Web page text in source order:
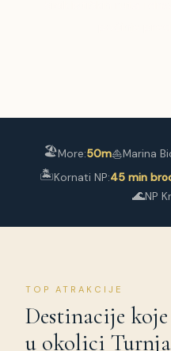
🏖More:50m⛵Marina
🏝Kornati NP:45 min
🌊NP
TOP ATRAKCIJE
Destinacije
u okolici Turnja